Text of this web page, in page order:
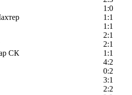
1:0
1:1
1:1
2:1
2:1
СК
1:1
4:2
0:2
3:1
2:2